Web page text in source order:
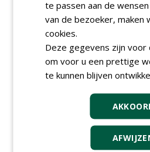
Plaats een gratis
AGENDA
bijdragen
te passen aan de
van de bezoeker, maken
cookies.
Deze gegevens zijn voor
om voor u een prettige
te kunnen blijven